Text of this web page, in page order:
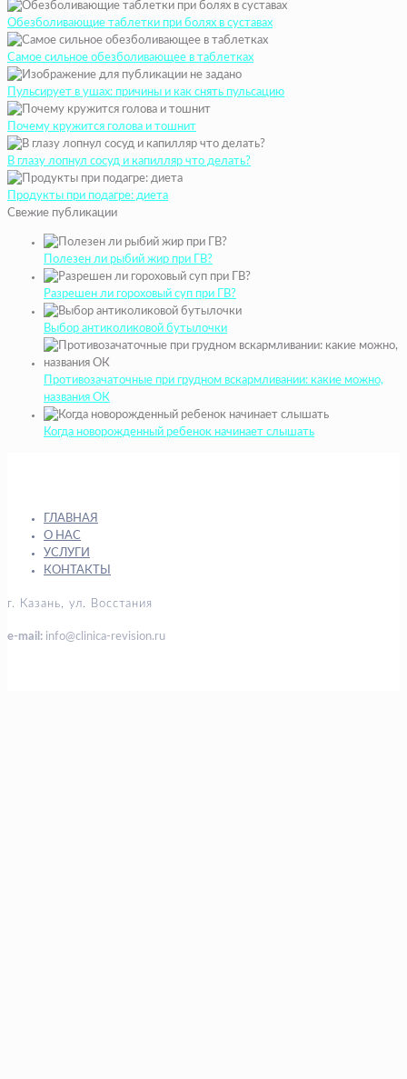
Обезболивающие таблетки при болях в суставах
Самое сильное обезболивающее в таблетках
Пульсирует в ушах: причины и как снять пульсацию
Почему кружится голова и тошнит
В глазу лопнул сосуд и капилляр что делать?
Продукты при подагре: диета
Свежие публикации
Полезен ли рыбий жир при ГВ?
Разрешен ли гороховый суп при ГВ?
Выбор антиколиковой бутылочки
Противозачаточные при грудном вскармливании: какие можно,
названия ОК
Когда новорожденный ребенок начинает слышать
ГЛАВНАЯ
О НАС
УСЛУГИ
КОНТАКТЫ
г. Казань, ул. Восстания
e-mail: info@clinica-revision.ru